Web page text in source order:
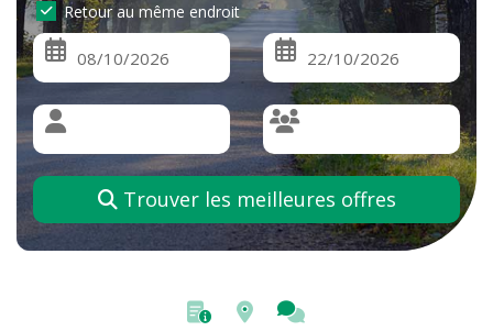
Retour au même endroit
Trouver les meilleures offres